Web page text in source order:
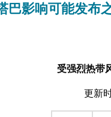
巴影响可能发布
受强烈热带
更新